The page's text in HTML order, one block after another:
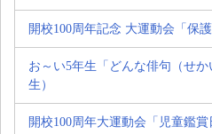
開校100周年記念 大運動会「保護
お～い5年生「どんな俳句（せ
生）
開校100周年大運動会「児童鑑賞